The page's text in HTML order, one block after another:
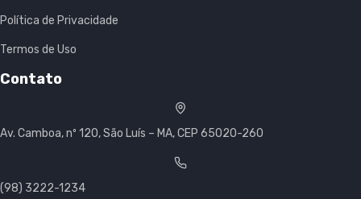
Política de Privacidade
Termos de Uso
Contato
Av. Camboa, nº 120, São Luís – MA, CEP 65020-260
(98) 3222-1234